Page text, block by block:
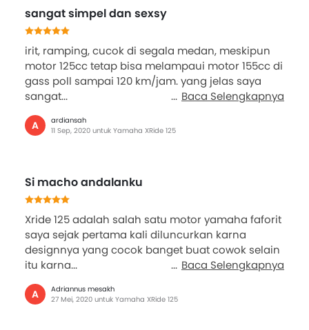
sangat simpel dan sexsy
irit, ramping, cucok di segala medan, meskipun
motor 125cc tetap bisa melampaui motor 155cc di
gass poll sampai 120 km/jam. yang jelas saya
sangat...
Baca Selengkapnya
A
ardiansah
11 Sep, 2020 untuk Yamaha XRide 125
Si macho andalanku
Xride 125 adalah salah satu motor yamaha faforit
saya sejak pertama kali diluncurkan karna
designnya yang cocok banget buat cowok selain
itu karna...
Baca Selengkapnya
A
Adriannus mesakh
27 Mei, 2020 untuk Yamaha XRide 125